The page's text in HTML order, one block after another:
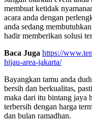
membuat ketidak
acara anda dengan
anda sedang
hadir memberikan solusi
Baca Juga https://
hijau-area-jakarta/
Bayangkan tamu anda
bersih dan berkualitas,
maka dari itu bintang jaya
terbersih dengan harga
dan bulan ramadhan.